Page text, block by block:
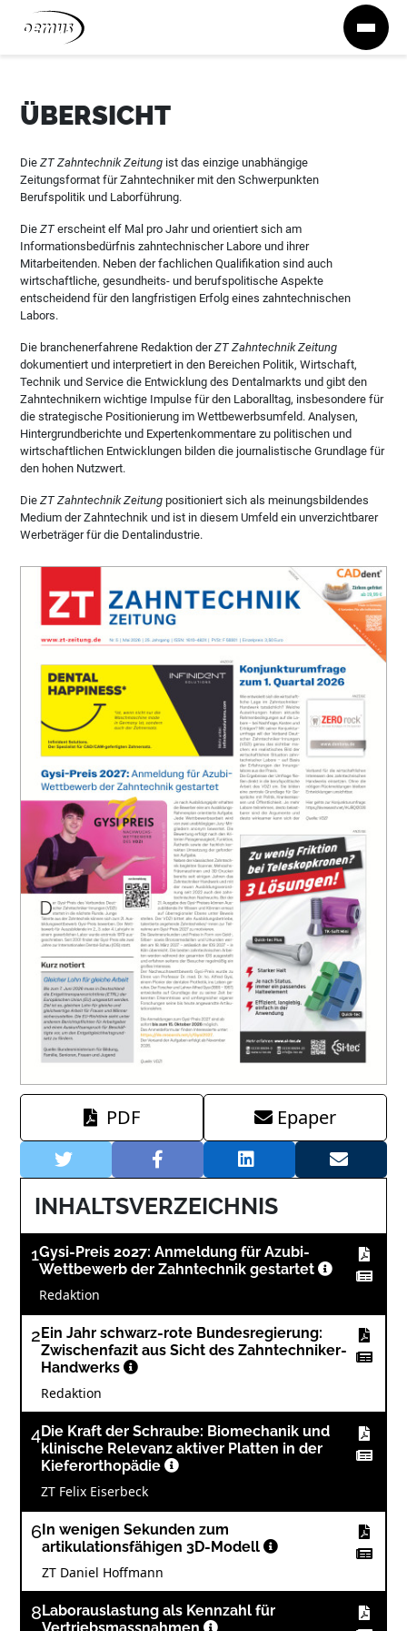
Zum Inhalt springen
ÜBERSICHT
DieZT Zahntechnik Zeitung ist das einzige unabhängige
Zeitungsformat für Zahntechniker mit den Schwerpunkten
Berufspolitik und Laborführung.
DieZT erscheint elf Mal pro Jahr und orientiert sich am
Informationsbedürfnis zahntechnischer Labore und ihrer
Mitarbeitenden. Neben der fachlichen Qualifikation sind auch
wirtschaftliche, gesundheits- und berufspolitische Aspekte
entscheidend für den langfristigen Erfolg eines zahntechnischen
Labors.
Die branchenerfahrene Redaktion derZT Zahntechnik Zeitung
dokumentiert und interpretiert in den Bereichen Politik, Wirtschaft,
Technik und Service die Entwicklung des Dentalmarkts und gibt den
Zahntechnikern wichtige Impulse für den Laboralltag, insbesondere für
die strategische Positionierung im Wettbewerbsumfeld. Analysen,
Hintergrundberichte und Expertenkommentare zu politischen und
wirtschaftlichen Entwicklungen bilden die journalistische Grundlage für
den hohen Nutzwert.
DieZT Zahntechnik Zeitung positioniert sich als meinungsbildendes
Medium der Zahntechnik und ist in diesem Umfeld ein unverzichtbarer
Werbeträger für die Dentalindustrie.
PDF Epaper
INHALTSVERZEICHNIS
1Gysi-Preis 2027: Anmeldung für Azubi-
Wettbewerb der Zahntechnik gestartet
Redaktion
2 Ein Jahr schwarz-rote Bundesregierung:
Zwischenfazit aus Sicht des Zahntechniker-
Handwerks
Redaktion
4Die Kraft der Schraube: Biomechanik und
klinische Relevanz aktiver Platten in der
Kieferorthopädie
ZT Felix Eiserbeck
6 In wenigen Sekunden zum
artikulationsfähigen 3D-Modell
ZT Daniel Hoffmann
8 Laborauslastung als Kennzahl für